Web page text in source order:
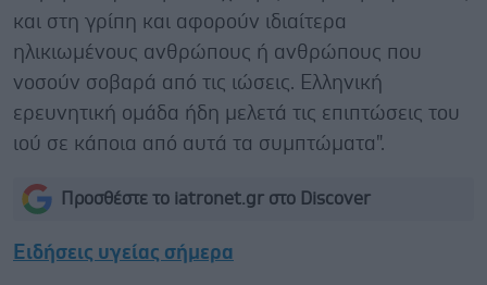
και στη γρίπη και αφορούν ιδιαίτερα
ηλικιωμένους ανθρώπους ή ανθρώπους που
νοσούν σοβαρά από τις ιώσεις. Ελληνική
ερευνητική ομάδα ήδη μελετά τις επιπτώσεις του
ιού σε κάποια από αυτά τα συμπτώματα".
Προσθέστε το iatronet.gr στο Discover
Ειδήσεις υγείας σήμερα